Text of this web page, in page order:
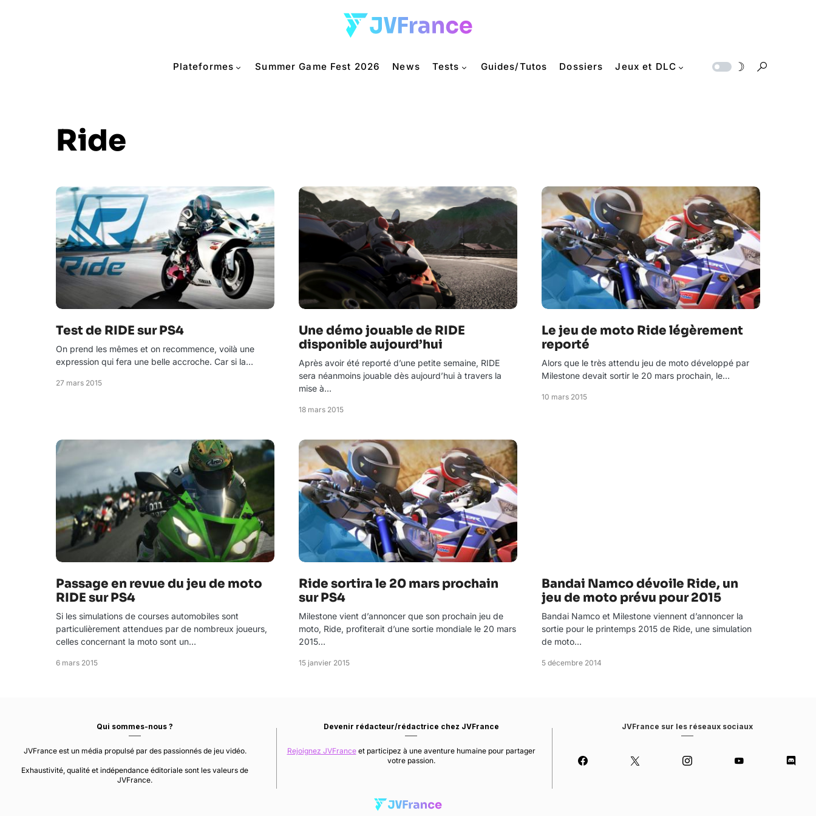
Plateformes Summer Game Fest 2026 News Tests Guides/Tutos Dossiers Jeux et DLC
Ride
Test de RIDE sur PS4
On prend les mêmes et on recommence, voilà une
expression qui fera une belle accroche. Car si la…
27 mars 2015
Une démo jouable de RIDE
disponible aujourd’hui
Après avoir été reporté d’une petite semaine, RIDE
sera néanmoins jouable dès aujourd’hui à travers la
mise à…
18 mars 2015
Le jeu de moto Ride légèrement
reporté
Alors que le très attendu jeu de moto développé par
Milestone devait sortir le 20 mars prochain, le…
10 mars 2015
Passage en revue du jeu de moto
RIDE sur PS4
Si les simulations de courses automobiles sont
particulièrement attendues par de nombreux joueurs,
celles concernant la moto sont un…
6 mars 2015
Ride sortira le 20 mars prochain
sur PS4
Milestone vient d’annoncer que son prochain jeu de
moto, Ride, profiterait d’une sortie mondiale le 20 mars
2015…
15 janvier 2015
Bandai Namco dévoile Ride, un
jeu de moto prévu pour 2015
Bandai Namco et Milestone viennent d’annoncer la
sortie pour le printemps 2015 de Ride, une simulation
de moto…
5 décembre 2014
Qui sommes-nous ?
JVFrance est un média propulsé par des passionnés de jeu vidéo.
Exhaustivité, qualité et indépendance éditoriale sont les valeurs de
JVFrance.
Devenir rédacteur/rédactrice chez JVFrance
Rejoignez JVFranceet participez à une aventure humaine pour partager
votre passion.
JVFrance sur les réseaux sociaux